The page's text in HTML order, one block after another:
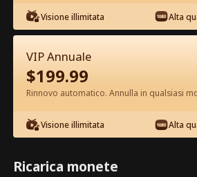
Episodio 77 - Mi Rifiuto
l'Erede Film completo
1-50 51-80
76 78
Visione illimitata Alta
VIP Annuale
$199.99
Rinnovo automatico. Annulla in qualsiasi
Visione illimitata Alta
Ricarica monete